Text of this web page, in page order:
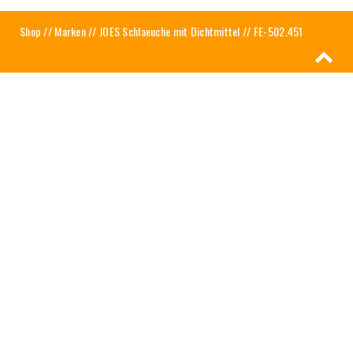
Shop//Marken//JOES Schlaeuche mit Dichtmittel// FE-502.451